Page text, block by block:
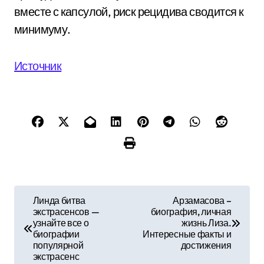
вместе с капсулой, риск рецидива сводится к
минимуму.
Источник
Линда битва
экстрасенсов —
узнайте все о
биографии
популярной
экстрасенс
Арзамасова –
биография, личная
жизнь Лиза.
Интересные факты и
достижения